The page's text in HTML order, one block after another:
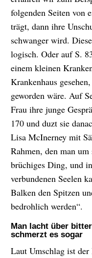
folgenden Seiten von
trägt, dann ihre
schwanger wird.
logisch. Oder auf S.
einem kleinen
Krankenhaus
geworden wäre. Auf
Frau ihre junge
170 und duzt sie
Lisa McInerney mit
Rahmen, den man
brüchiges Ding, und
verbundenen Seelen
Balken den Spitzen
bedrohlich werden“.
Man lacht über
schmerzt es sogar
Laut Umschlag ist